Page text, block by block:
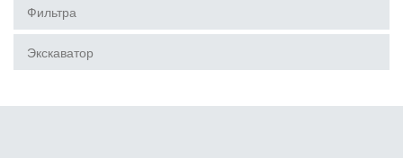
Фильтра
Экскаватор